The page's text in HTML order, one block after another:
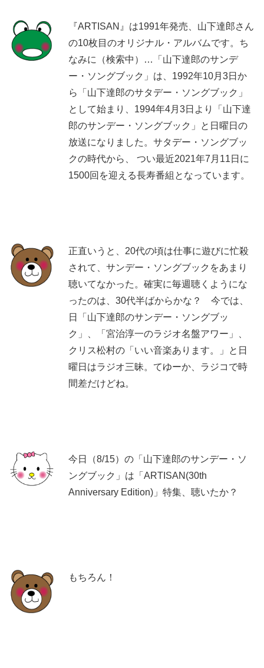
『ARTISAN』は1991年発売、山下達郎さん
の10枚目のオリジナル・アルバムです。ち
なみに（検索中）…「山下達郎のサンデ
ー・ソングブック」は、1992年10月3日か
ら「山下達郎のサタデー・ソングブック」
として始まり、1994年4月3日より「山下達
郎のサンデー・ソングブック」と日曜日の
放送になりました。サタデー・ソングブッ
クの時代から、 つい最近2021年7月11日に
1500回を迎える長寿番組となっています。
正直いうと、20代の頃は仕事に遊びに忙殺
されて、サンデー・ソングブックをあまり
聴いてなかった。確実に毎週聴くようにな
ったのは、30代半ばからかな？ 今では、
日「山下達郎のサンデー・ソングブッ
ク」、「宮治淳一のラジオ名盤アワー」、
クリス松村の「いい音楽あります。」と日
曜日はラジオ三昧。てゆーか、ラジコで時
間差だけどね。
今日（8/15）の「山下達郎のサンデー・ソ
ングブック」は「ARTISAN(30th
Anniversary Edition)」特集、聴いたか？
もちろん！